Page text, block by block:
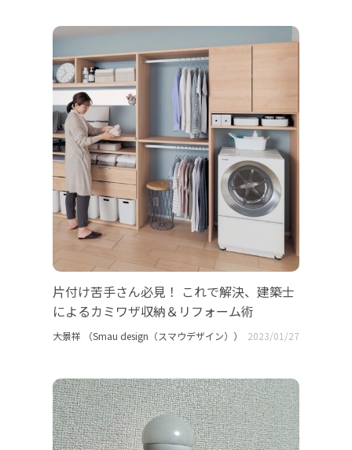
片付け苦手さん必見！ これで解決、建築士
によるカミワザ収納＆リフォーム術
大景祥 （Smau design（スマウデザイン）） 2023/01/27